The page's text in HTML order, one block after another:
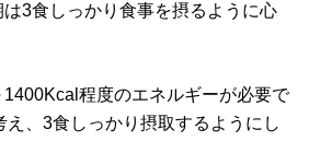
3食しっかり食事を摂るように心
程度のエネルギーが必要で
え、3食しっかり摂取するようにし